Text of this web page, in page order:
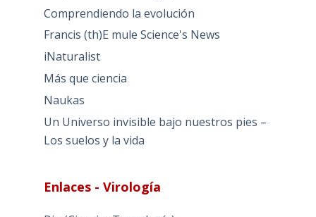
Comprendiendo la evolución
Francis (th)E mule Science's News
iNaturalist
Más que ciencia
Naukas
Un Universo invisible bajo nuestros pies –
Los suelos y la vida
Enlaces - Virología